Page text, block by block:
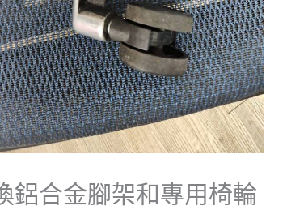
鋁合金腳架和專用椅輪